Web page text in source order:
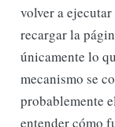
volver a
recargar la
únicamente lo
mecanismo se
probablemente
entender cómo